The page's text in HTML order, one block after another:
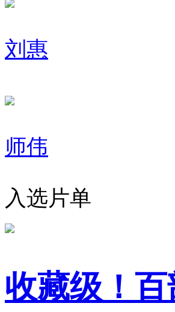
刘惠
师伟
入选片单
收藏级！